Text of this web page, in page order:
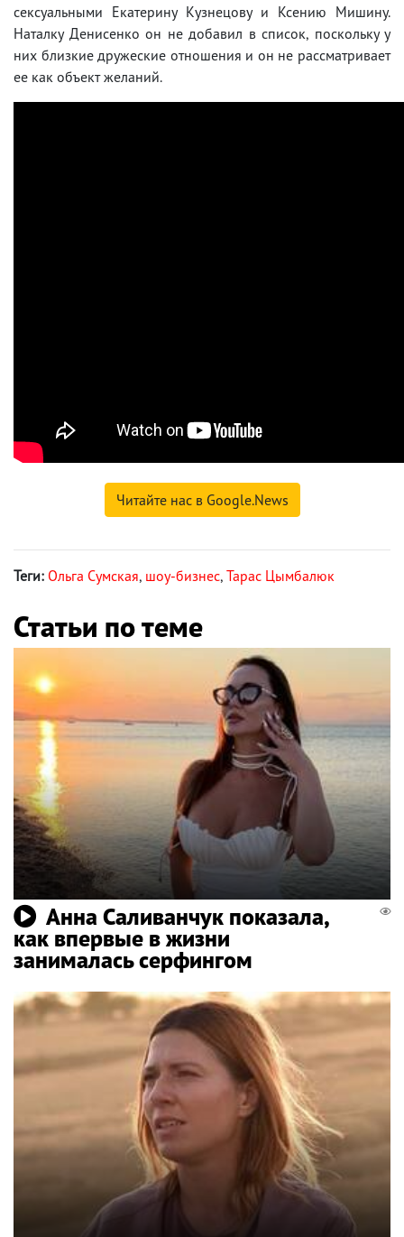
сексуальными Екатерину Кузнецову и Ксению Мишину.
Наталку Денисенко он не добавил в список, поскольку у
них близкие дружеские отношения и он не рассматривает
ее как объект желаний.
Читайте нас в Google.News
Теги: Ольга Сумская, шоу-бизнес, Тарас Цымбалюк
Статьи по теме
Анна Саливанчук показала,
как впервые в жизни
занималась серфингом